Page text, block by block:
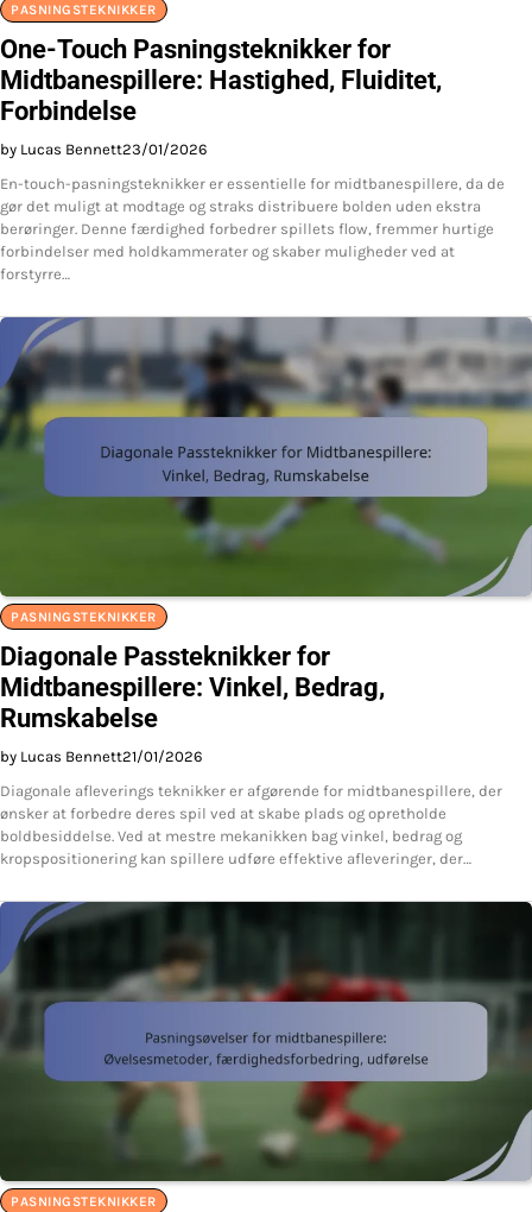
PASNINGSTEKNIKKER
One-Touch Pasningsteknikker for
Midtbanespillere: Hastighed, Fluiditet,
Forbindelse
by Lucas Bennett23/01/2026
En-touch-pasningsteknikker er essentielle for midtbanespillere, da de
gør det muligt at modtage og straks distribuere bolden uden ekstra
berøringer. Denne færdighed forbedrer spillets flow, fremmer hurtige
forbindelser med holdkammerater og skaber muligheder ved at
forstyrre…
PASNINGSTEKNIKKER
Diagonale Passteknikker for
Midtbanespillere: Vinkel, Bedrag,
Rumskabelse
by Lucas Bennett21/01/2026
Diagonale afleverings teknikker er afgørende for midtbanespillere, der
ønsker at forbedre deres spil ved at skabe plads og opretholde
boldbesiddelse. Ved at mestre mekanikken bag vinkel, bedrag og
kropspositionering kan spillere udføre effektive afleveringer, der…
PASNINGSTEKNIKKER